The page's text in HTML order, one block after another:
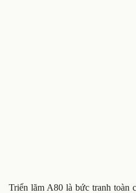
Triển lãm A80 là bức tranh toàn